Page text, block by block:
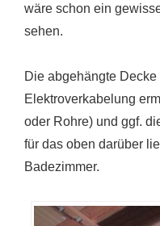
wäre schon ein
sehen.
Die abgehängte
Elektroverkabelung
oder Rohre) und ggf.
für das oben darüber
Badezimmer.